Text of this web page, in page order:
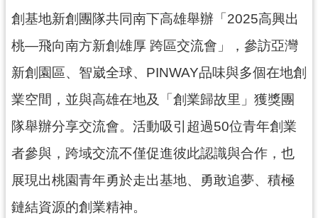
訊
息
公
告
便
民
服
桃
青
資
創基地新創團隊共同南下高雄舉辦「2025高興出
桃—飛向南方新創雄厚 跨區交流會」，參訪亞灣
新創園區、智崴全球、PINWAY品味與多個在地創
業空間，並與高雄在地及「創業歸故里」獲獎團
隊舉辦分享交流會。活動吸引超過50位青年創業
者參與，跨域交流不僅促進彼此認識與合作，也
展現出桃園青年勇於走出基地、勇敢追夢、積極
鏈結資源的創業精神。